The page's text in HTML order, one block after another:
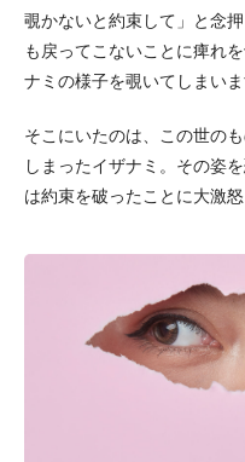
覗かないと約束して」と念
も戻ってこないことに痺れ
ナミの様子を覗いてしまいま
そこにいたのは、この世の
しまったイザナミ。その姿
は約束を破ったことに大激怒